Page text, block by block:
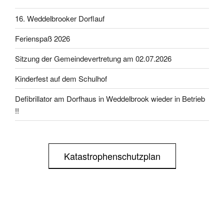
16. Weddelbrooker Dorflauf
Ferienspaß 2026
Sitzung der Gemeindevertretung am 02.07.2026
Kinderfest auf dem Schulhof
Defibrillator am Dorfhaus in Weddelbrook wieder in Betrieb
!!
Katastrophenschutzplan